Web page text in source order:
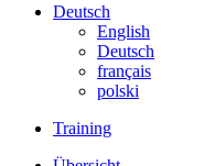
Deutsch
English
Deutsch
français
polski
Training